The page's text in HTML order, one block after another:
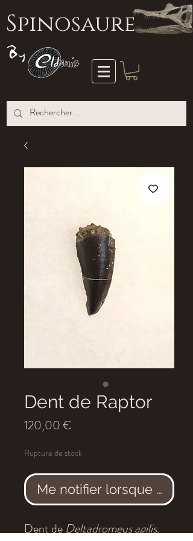
Spinosaure
Dent de Raptor
120,00 €
Rupture de stock
Me notifier lorsque cet
Dent deDeltadromeus agilis.